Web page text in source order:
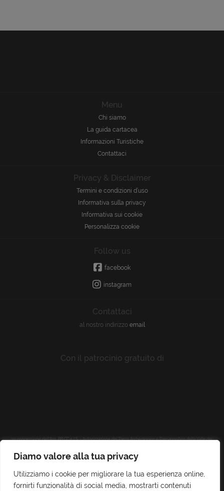
Diamo valore alla tua privacy
Utilizziamo i cookie per migliorare la tua esperienza online,
fornirti funzionalità di social media, mostrarti contenuti
Menu
Chi siamo
La guida cartacea
Informazioni Turistiche
Contattaci
Privacy & Disclaimer
Termini e condizioni d’uso
Informativa sulla privacy
Informativa sui cookie
Personalizza cookie
Follow us
facebook
instagram
Contattaci
al nostro indirizzo email
Con il patrocinio gratuito di
su concessione dell'Ass. BB CC e I.S. - Autorizzazione del Parco Archeologico e Paesaggistico della Valle dei